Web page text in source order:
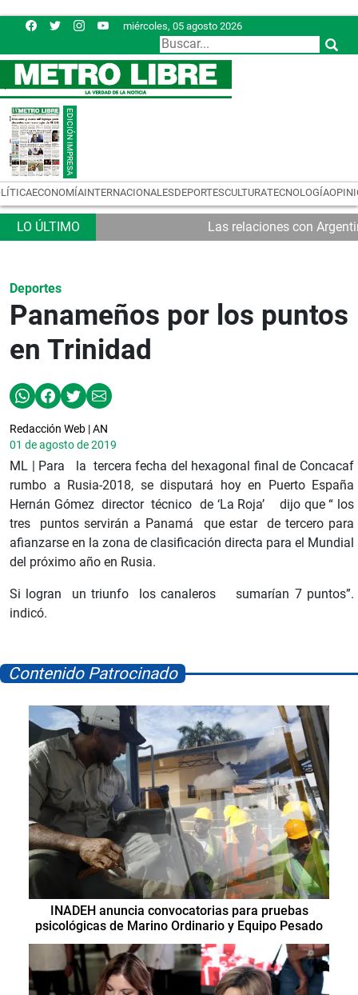
miércoles, 05 agosto 2026
ECONOMÍAINTERNACIONALESDEPORTESCULTURATECNOLOGÍA
Las relaciones con
Deportes
Panameños por los puntos
en Trinidad
Redacción Web | AN
01 de agosto de 2019
ML | Para la tercera fecha del hexagonal final de Concacaf
rumbo a Rusia-2018, se disputará hoy en Puerto España
Hernán Gómez director técnico de ‘La Roja’ dijo que “ los
tres puntos servirán a Panamá que estar de tercero para
afianzarse en la zona de clasificación directa para el Mundial
del próximo año en Rusia.
Si logran un triunfo los canaleros sumarían 7 puntos”.
indicó.
Contenido Patrocinado
INADEH anuncia convocatorias para pruebas
psicológicas de Marino Ordinario y Equipo Pesado